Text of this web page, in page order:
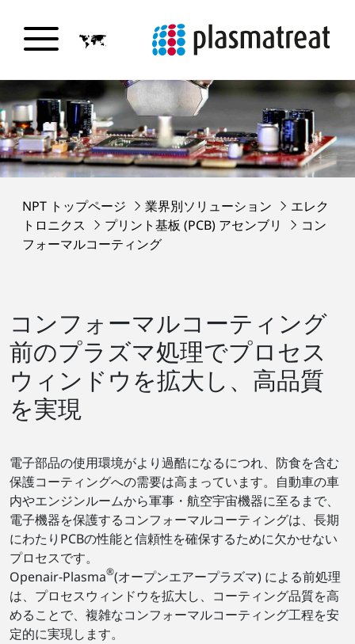
NPT トップページ 業界別ソリューション
エレク
トロニクス
プリント基板 (PCB) アセンブリ
コン
フォーマルコーティング
コンフォーマルコーティング
前のプラズマ処理でプロセス
ウィンドウを拡大し、高品質
を実現
電子部品の使用環境がより過酷になるにつれ、防食を含む
保護コーティングへの需要は高まっています。自動車の車
内やエンジンルームから軍事・航空宇宙機器に至るまで、
電子機器を保護するコンフォーマルコーティングは、長期
にわたりPCBの性能と信頼性を確保するために欠かせない
プロセスです。
Openair-Plasma®(オープンエアープラズマ) による前処理
は、プロセスウィンドウを拡大し、コーティング品質を高
めることで、複雑なコンフォーマルコーティング工程を安
定的に実現します。